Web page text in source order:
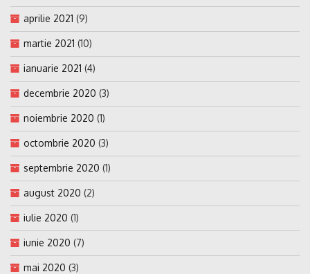
aprilie 2021 (9)
martie 2021 (10)
ianuarie 2021 (4)
decembrie 2020 (3)
noiembrie 2020 (1)
octombrie 2020 (3)
septembrie 2020 (1)
august 2020 (2)
iulie 2020 (1)
iunie 2020 (7)
mai 2020 (3)